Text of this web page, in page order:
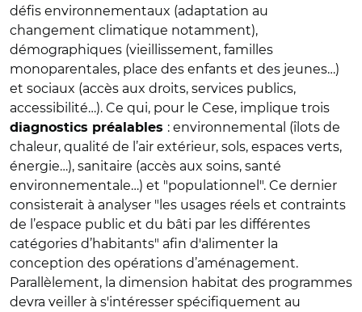
défis environnementaux (adaptation au
changement climatique notamment),
démographiques (vieillissement, familles
monoparentales, place des enfants et des jeunes…)
et sociaux (accès aux droits, services publics,
accessibilité…). Ce qui, pour le Cese, implique trois
diagnostics préalables : environnemental (îlots de
chaleur, qualité de l’air extérieur, sols, espaces verts,
énergie…), sanitaire (accès aux soins, santé
environnementale…) et "populationnel". Ce dernier
consisterait à analyser "les usages réels et contraints
de l’espace public et du bâti par les différentes
catégories d’habitants" afin d'alimenter la
conception des opérations d’aménagement.
Parallèlement, la dimension habitat des programmes
devra veiller à s'intéresser spécifiquement au